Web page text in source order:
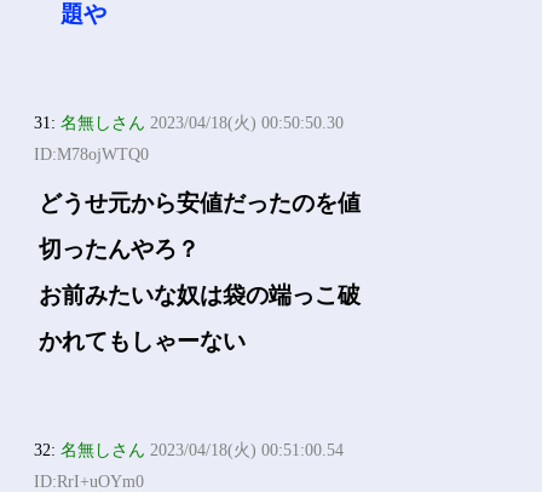
題や
31:名無しさん 2023/04/18(火) 00:50:50.30
ID:M78ojWTQ0
どうせ元から安値だったのを値
切ったんやろ？
お前みたいな奴は袋の端っこ破
かれてもしゃーない
32:名無しさん 2023/04/18(火) 00:51:00.54
ID:RrI+uOYm0